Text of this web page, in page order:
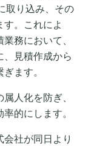
取り込み、その
。これによ
務において、
見積作成から
ます。
人化を防ぎ、
的にします。
社が同日より